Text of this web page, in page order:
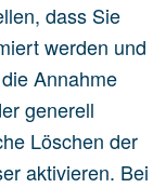
dass Sie
werden und
Annahme
generell
Löschen der
aktivieren. Bei